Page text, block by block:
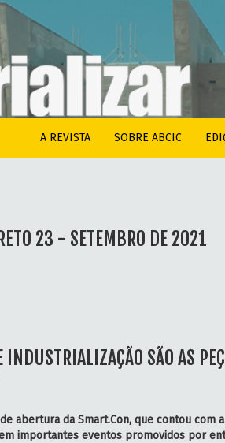
A REVISTA SOBRE ABCIC
23 - SETEMBRO DE 2021
INDUSTRIALIZAÇÃO SÃO AS
abertura da Smart.Con, que contou com
importantes eventos promovidos por